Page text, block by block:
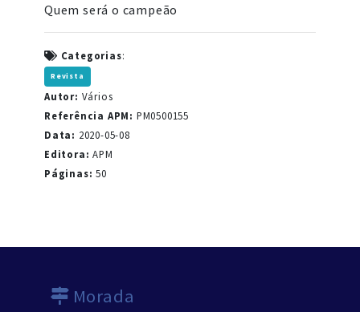
Quem será o campeão
Categorias:
Revista
Autor: Vários
Referência APM: PM0500155
Data: 2020-05-08
Editora: APM
Páginas: 50
Morada